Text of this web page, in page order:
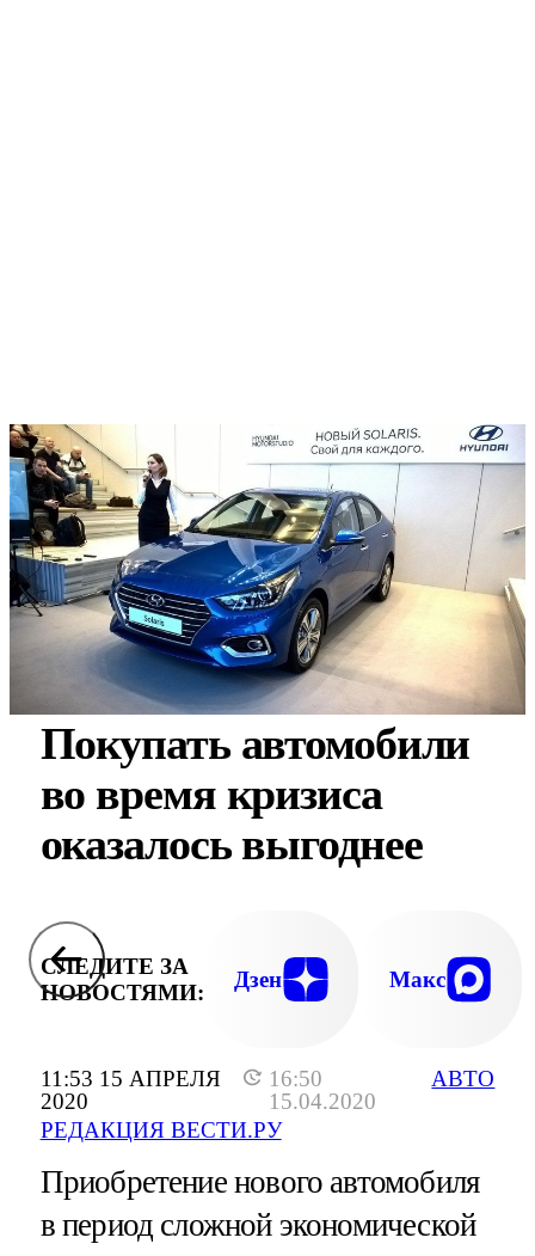
11:53 15 АПРЕЛЯ
2020
16:50
15.04.2020
РЕДАКЦИЯ ВЕСТИ.РУ
АВТО
Покупать автомобили
во время кризиса
оказалось выгоднее
СЛЕДИТЕ ЗА
НОВОСТЯМИ:
Дзен Макс
Приобретение нового автомобиля
в период сложной экономической